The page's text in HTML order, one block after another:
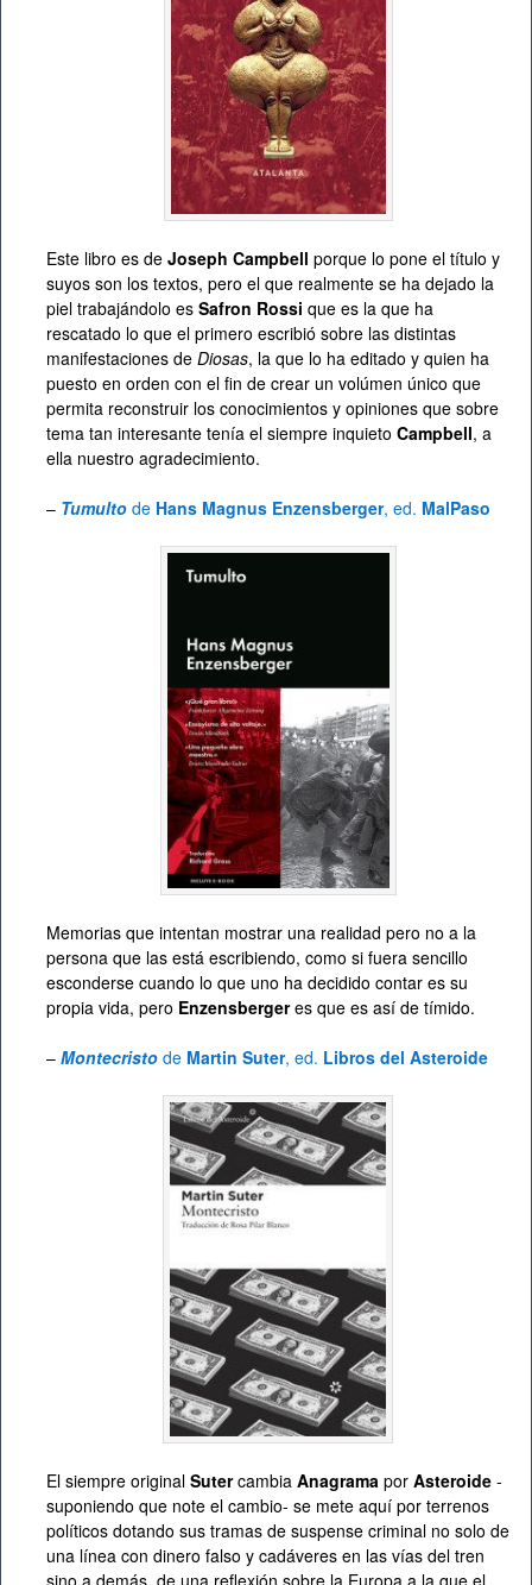
Este libro es de Joseph Campbell porque lo pone el título y
suyos son los textos, pero el que realmente se ha dejado la
piel trabajándolo es Safron Rossi que es la que ha
rescatado lo que el primero escribió sobre las distintas
manifestaciones de Diosas, la que lo ha editado y quien ha
puesto en orden con el fin de crear un volúmen único que
permita reconstruir los conocimientos y opiniones que sobre
tema tan interesante tenía el siempre inquieto Campbell, a
ella nuestro agradecimiento.
– Tumulto de Hans Magnus Enzensberger, ed. MalPaso
Memorias que intentan mostrar una realidad pero no a la
persona que las está escribiendo, como si fuera sencillo
esconderse cuando lo que uno ha decidido contar es su
propia vida, pero Enzensbergeres que es así de tímido.
– Montecristo de Martin Suter, ed. Libros del Asteroide
El siempre original Sutercambia Anagrama por Asteroide -
suponiendo que note el cambio- se mete aquí por terrenos
políticos dotando sus tramas de suspense criminal no solo de
una línea con dinero falso y cadáveres en las vías del tren